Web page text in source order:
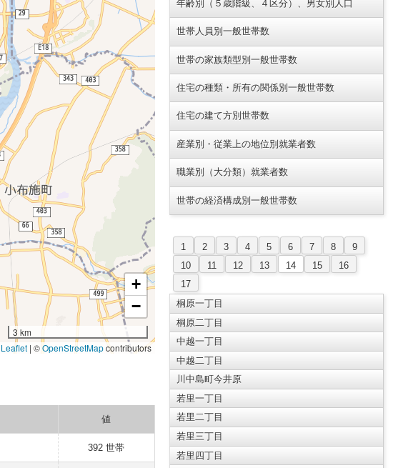
+
−
3 km
Leaflet | ©OpenStreetMapcontributors
値
392 世帯
年齢別（５歳階級、４区分）、男女別人口
世帯人員別一般世帯数
世帯の家族類型別一般世帯数
住宅の種類・所有の関係別一般世帯数
住宅の建て方別世帯数
産業別・従業上の地位別就業者数
職業別（大分類）就業者数
世帯の経済構成別一般世帯数
1 2 3 4 5 6 7 8
9
10
11 12 13 14 15
16
17
桐原一丁目
桐原二丁目
中越一丁目
中越二丁目
川中島町今井原
若里一丁目
若里二丁目
若里三丁目
若里四丁目